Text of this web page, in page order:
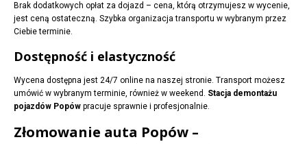
Brak dodatkowych opłat za dojazd – cena, którą otrzymujesz w wycenie,
jest ceną ostateczną. Szybka organizacja transportu w wybranym przez
Ciebie terminie.
Dostępność i elastyczność
Wycena dostępna jest 24/7 online na naszej stronie. Transport możesz
umówić w wybranym terminie, również w weekend. Stacja demontażu
pojazdów Popów pracuje sprawnie i profesjonalnie.
Złomowanie auta Popów –